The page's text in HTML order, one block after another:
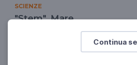
Continua
SCIENZE
"Stem". Mare
SCUOLA